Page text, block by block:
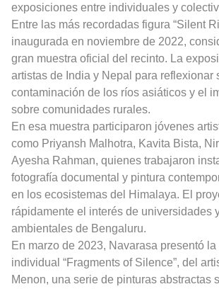
exposiciones entre individuales y
Entre las más recordadas figura “Silent
inaugurada en noviembre de 2022,
gran muestra oficial del recinto. La
artistas de India y Nepal para reflexionar
contaminación de los ríos asiáticos y el
sobre comunidades rurales.
En esa muestra participaron jóvenes
como Priyansh Malhotra, Kavita Bista,
Ayesha Rahman, quienes trabajaron
fotografía documental y pintura
en los ecosistemas del Himalaya. El
rápidamente el interés de universidades
ambientales de Bengaluru.
En marzo de 2023, Navarasa presentó
individual “Fragments of Silence”, del
Menon, una serie de pinturas abstractas